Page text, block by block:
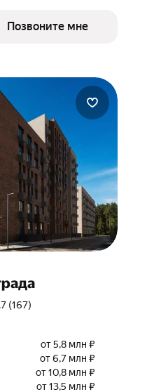
Позвоните мне
(167)
от 5,8 млн ₽
от 6,7 млн ₽
от 10,8 млн ₽
от 13,5 млн ₽